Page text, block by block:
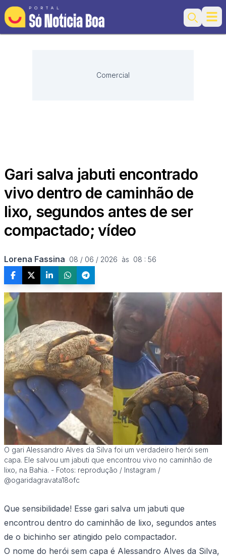
Search
Comercial
Gari salva jabuti encontrado
vivo dentro de caminhão de
lixo, segundos antes de ser
compactado; vídeo
Lorena Fassina 08 / 06 / 2026  às  08 : 56
O gari Alessandro Alves da Silva foi um verdadeiro herói sem
capa. Ele salvou um jabuti que encontrou vivo no caminhão de
lixo, na Bahia. - Fotos: reprodução / Instagram /
@ogaridagravata18ofc
Que sensibilidade! Esse gari salva um jabuti que
encontrou dentro do caminhão de lixo, segundos antes
de o bichinho ser atingido pelo compactador.
O nome do herói sem capa é Alessandro Alves da Silva,